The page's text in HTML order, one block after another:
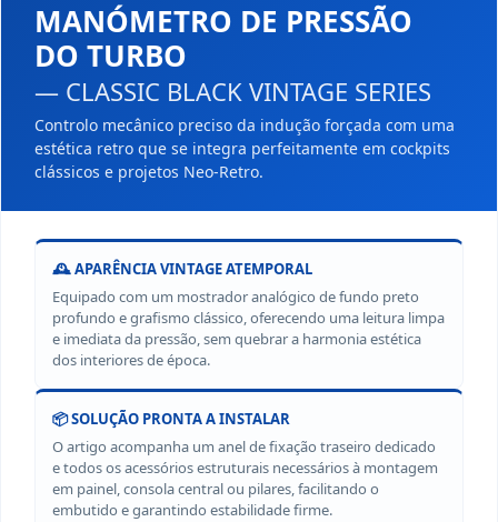
MANÓMETRO DE PRESSÃO
DO TURBO
— CLASSIC BLACK VINTAGE SERIES
Controlo mecânico preciso da indução forçada com uma
estética retro que se integra perfeitamente em cockpits
clássicos e projetos Neo-Retro.
🕰️ APARÊNCIA VINTAGE ATEMPORAL
Equipado com um mostrador analógico de fundo preto
profundo e grafismo clássico, oferecendo uma leitura limpa
e imediata da pressão, sem quebrar a harmonia estética
dos interiores de época.
📦 SOLUÇÃO PRONTA A INSTALAR
O artigo acompanha um anel de fixação traseiro dedicado
e todos os acessórios estruturais necessários à montagem
em painel, consola central ou pilares, facilitando o
embutido e garantindo estabilidade firme.